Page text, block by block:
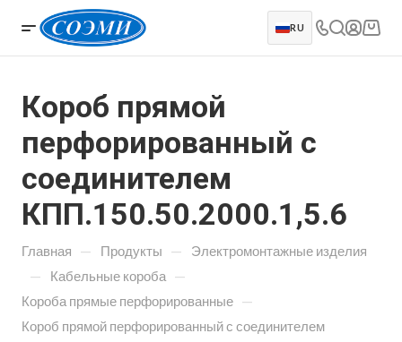
RU
Короб прямой
перфорированный с
соединителем
КПП.150.50.2000.1,5.6
Главная — Продукты — Электромонтажные изделия
— Кабельные короба —
Короба прямые перфорированные —
Короб прямой перфорированный с соединителем